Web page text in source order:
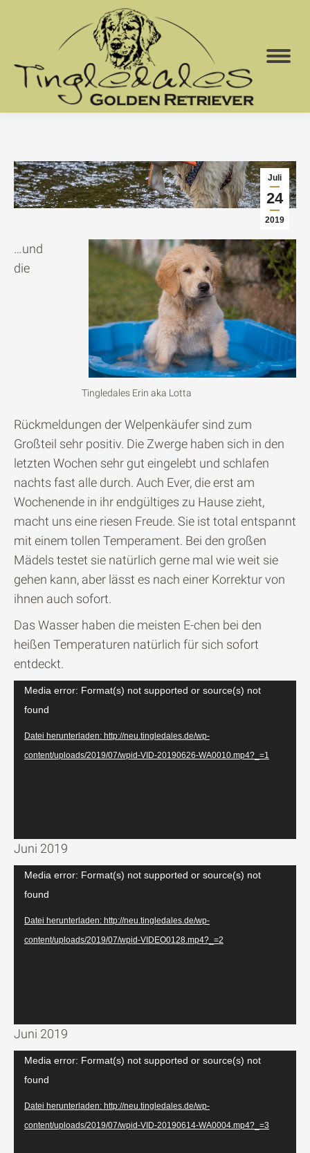
Juli
24
2019
Tingledales Erin aka Lotta
…und
die
Rückmeldungen der Welpenkäufer sind zum
Großteil sehr positiv. Die Zwerge haben sich in den
letzten Wochen sehr gut eingelebt und schlafen
nachts fast alle durch. Auch Ever, die erst am
Wochenende in ihr endgültiges zu Hause zieht,
macht uns eine riesen Freude. Sie ist total entspannt
mit einem tollen Temperament. Bei den großen
Mädels testet sie natürlich gerne mal wie weit sie
gehen kann, aber lässt es nach einer Korrektur von
ihnen auch sofort.
Das Wasser haben die meisten E-chen bei den
heißen Temperaturen natürlich für sich sofort
entdeckt.
Video-
Player
Media error: Format(s) not supported or source(s) not
found
Datei herunterladen: http://neu.tingledales.de/wp-
content/uploads/2019/07/wpid-VID-20190626-WA0010.mp4?_=1
Juni 2019
Video-
Player
Media error: Format(s) not supported or source(s) not
found
Datei herunterladen: http://neu.tingledales.de/wp-
content/uploads/2019/07/wpid-VIDEO0128.mp4?_=2
Juni 2019
Video-
Player
Media error: Format(s) not supported or source(s) not
found
Datei herunterladen: http://neu.tingledales.de/wp-
content/uploads/2019/07/wpid-VID-20190614-WA0004.mp4?_=3